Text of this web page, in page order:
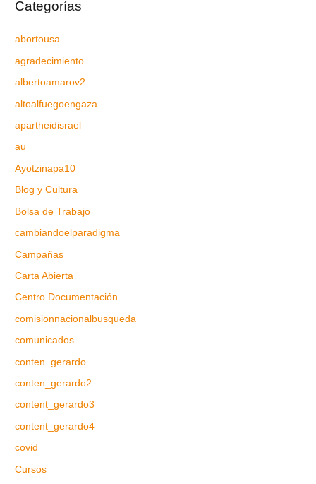
Categorías
abortousa
agradecimiento
albertoamarov2
altoalfuegoengaza
apartheidisrael
au
Ayotzinapa10
Blog y Cultura
Bolsa de Trabajo
cambiandoelparadigma
Campañas
Carta Abierta
Centro Documentación
comisionnacionalbusqueda
comunicados
conten_gerardo
conten_gerardo2
content_gerardo3
content_gerardo4
covid
Cursos